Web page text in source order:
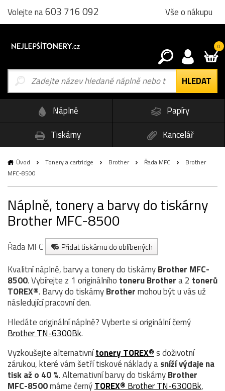
Volejte na603 716 092 Vše o nákupu
0
Náplně
Papíry
Tiskárny
Kancelář
Úvod Tonery a cartridge Brother Řada MFC
Brother
MFC-8500
Náplně, tonery a barvy do tiskárny
Brother MFC-8500
Řada MFC Přidat tiskárnu do oblíbených
Kvalitní náplně, barvy a tonery do tiskárnyBrother MFC-
8500. Vybírejte z 1 originálního toneruBrothera 2 tonerů
TOREX®. Barvy do tiskárnyBrothermohou být u vás už
následující pracovní den.
Hledáte originální náplně? Vyberte si originální černý
Brother TN-6300Bk.
Vyzkoušejte alternativnítonery TOREX®s doživotní
zárukou, které vám šetří tiskové náklady asníží výdaje na
tisk až o 40 %. Alternativní barvy do tiskárnyBrother
MFC-8500máme černýTOREX® Brother TN-6300Bk,